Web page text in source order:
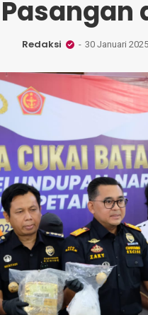
Redaksi 30 Januari